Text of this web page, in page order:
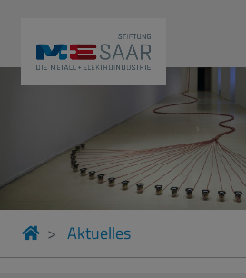
Aktuelles